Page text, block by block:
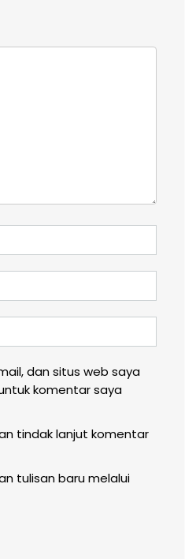
dan situs web saya
komentar saya
tindak lanjut komentar
tulisan baru melalui